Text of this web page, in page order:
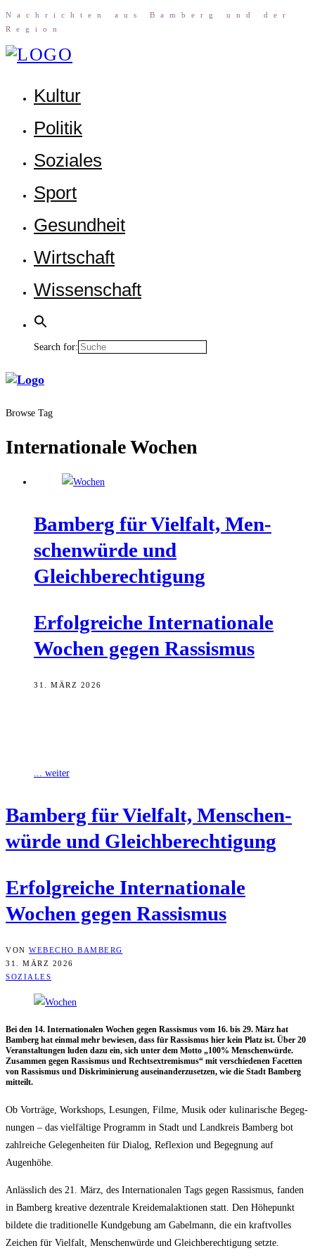
Nach­rich­ten aus Bam­berg und der
Region
Kul­tur
Poli­tik
Sozia­les
Sport
Gesund­heit
Wirt­schaft
Wis­sen­schaft
Search for:
Browse Tag
Internationale Wochen
Bam­berg für Viel­falt, Men­
schen­wür­de und
Gleichberechtigung
Erfolg­rei­che Inter­na­tio­na­le
Wochen gegen Rassismus
31. MÄRZ 2026
... weiter
Bam­berg für Viel­falt, Men­schen­
wür­de und Gleichberechtigung
Erfolg­rei­che Inter­na­tio­na­le
Wochen gegen Rassismus
VON WEBECHO BAMBERG
31. MÄRZ 2026
SOZIALES
Bei den 14. Inter­na­tio­na­len Wochen gegen Ras­sis­mus vom 16. bis 29. März hat
Bam­berg hat ein­mal mehr bewie­sen, dass für Ras­sis­mus hier kein Platz ist. Über 20
Ver­an­stal­tun­gen luden dazu ein, sich unter dem Mot­to „100% Men­schen­wür­de.
Zusam­men gegen Ras­sis­mus und Rechts­extre­mis­mus“ mit ver­schie­de­nen Facet­ten
von Ras­sis­mus und Dis­kri­mi­nie­rung aus­ein­an­der­zu­set­zen, wie die Stadt Bam­berg
mitteilt.
Ob Vor­trä­ge, Work­shops, Lesun­gen, Fil­me, Musik oder kuli­na­ri­sche Begeg­
nun­gen – das viel­fäl­ti­ge Pro­gramm in Stadt und Land­kreis Bam­berg bot
zahl­rei­che Gele­gen­hei­ten für Dia­log, Refle­xi­on und Begeg­nung auf
Augenhöhe.
Anläss­lich des 21. März, des Inter­na­tio­na­len Tags gegen Ras­sis­mus, fan­den
in Bam­berg krea­ti­ve dezen­tra­le Krei­de­mal­ak­tio­nen statt. Den Höhe­punkt
bil­de­te die tra­di­tio­nel­le Kund­ge­bung am Gabel­mann, die ein kraft­vol­les
Zei­chen für Viel­falt, Men­schen­wür­de und Gleich­be­rech­ti­gung setzte.